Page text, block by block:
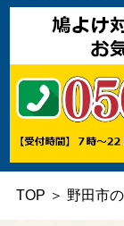
TOP ＞ 野田市